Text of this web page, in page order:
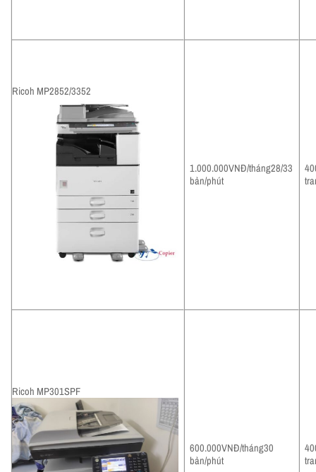
Ricoh MP2852/3352
1.000.000VNĐ/tháng28/33
bản/phút
Ricoh MP301SPF
600.000VNĐ/tháng30
bản/phút